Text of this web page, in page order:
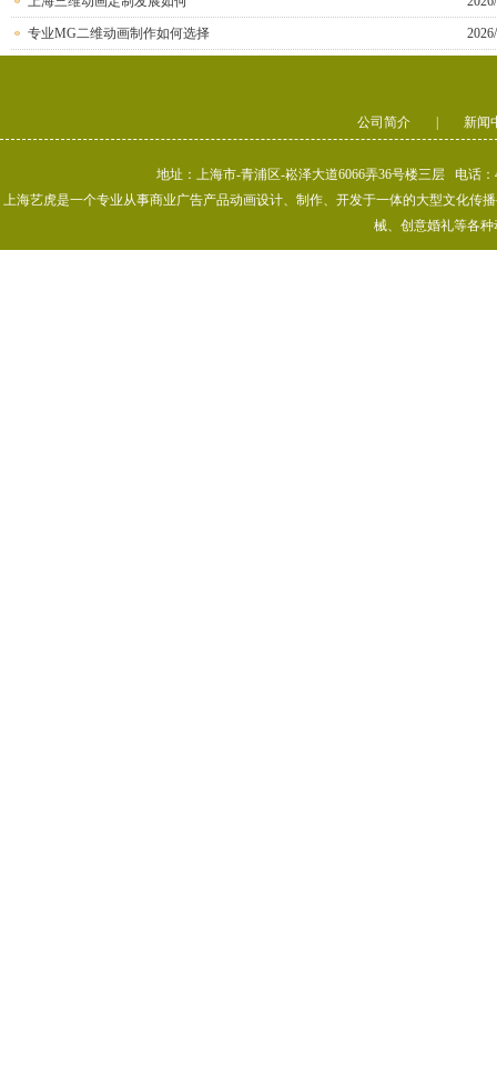
专业MG二维动画制作如何选择
公司简介 新闻
地址：上海市-青浦区-崧泽大道6066弄36号楼三层 电话
上海艺虎是一个专业从事商业广告产品动画设计、制作、开发于一体的大型文化传
械、创意婚礼等各